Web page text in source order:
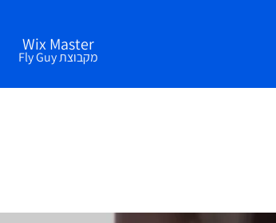
Wix Master
מקבוצת Fly Guy